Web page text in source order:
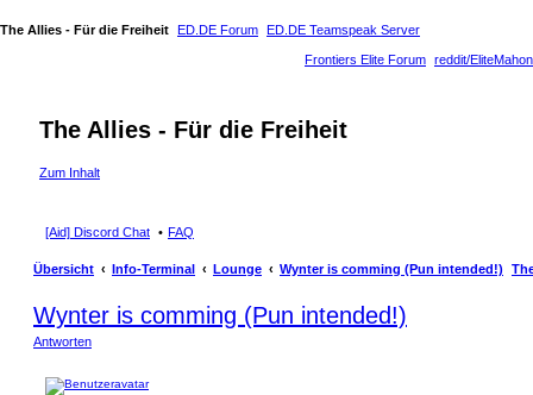
The Allies - Für die Freiheit ED.DE Forum ED.DE Teamspeak Server
reddit/EliteMahon
Frontiers Elite Forum
The Allies - Für die Freiheit
Zum Inhalt
[Aid] Discord Chat FAQ
Übersicht Info-Terminal Lounge Wynter is comming (Pun intended!)
Wynter is comming (Pun intended!)
Antworten